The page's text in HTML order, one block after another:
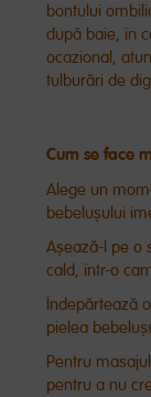
bontului
după baie, în
ocazional,
tulburări de
Cum se face
Alege un
bebelușului
Așează-l pe o
cald, într-o
Îndepărtează
pielea
Pentru
pentru a nu